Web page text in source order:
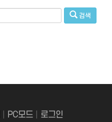
검색
PC모드| 로그인